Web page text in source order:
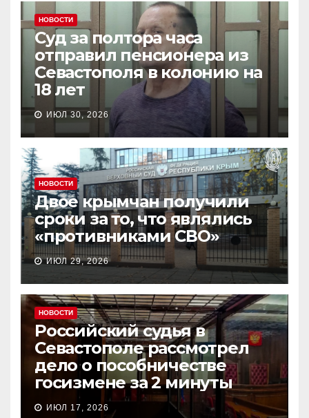
НОВОСТИ
Суд за полтора часа
отправил пенсионера из
Севастополя в колонию на
18 лет
ИЮЛ 30, 2026
НОВОСТИ
Двое крымчан получили
сроки за то, что являлись
«противниками СВО»
ИЮЛ 29, 2026
НОВОСТИ
Российский судья в
Севастополе рассмотрел
дело о пособничестве
госизмене за 2 минуты
ИЮЛ 17, 2026